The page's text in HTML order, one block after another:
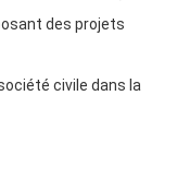
des projets
civile dans la